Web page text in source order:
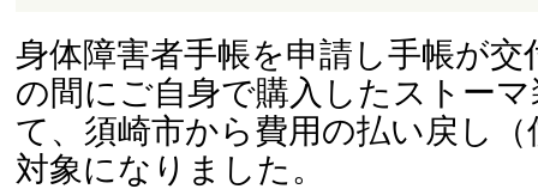
身体障害者手帳を申請し手帳が
の間にご自身で購入したストー
て、須崎市から費用の払い戻し（
対象になりました。